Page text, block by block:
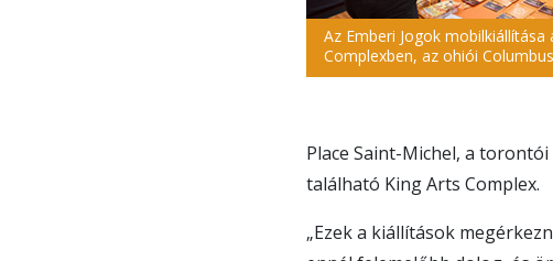
Az Emberi Jogok mobilkiállítása
Complexben, az ohiói
Place Saint-Michel, a
található King Arts Complex.
„Ezek a kiállítások